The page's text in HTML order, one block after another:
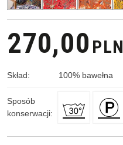
270,00 PLN
Skład: 100% bawełna
Sposób
konserwacji: